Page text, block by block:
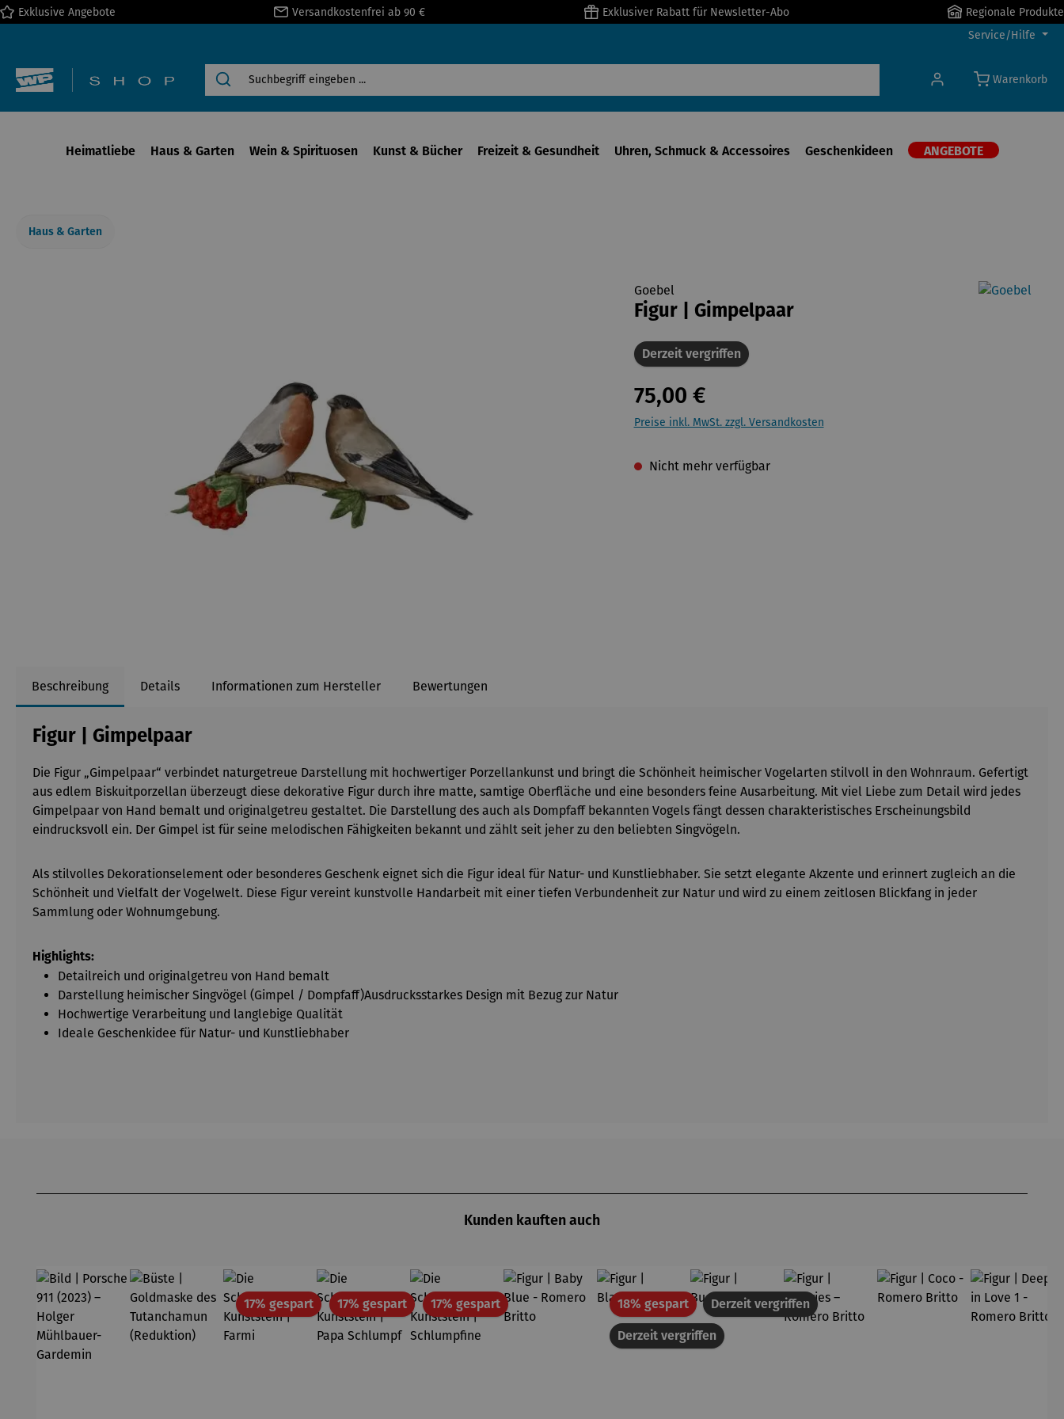
Zur Hauptnavigation springen
Exklusive Angebote Versandkostenfrei ab 90 € Exklusiver Rabatt für Newsletter-Abo
Regionale Produkte
Service/Hilfe
Warenkorb
Heimatliebe Haus & Garten Wein & Spirituosen Kunst & Bücher Freizeit & Gesundheit Uhren, Schmuck & Accessoires Geschenkideen ANGEBOTE
Haus & Garten
Goebel
Figur | Gimpelpaar
Derzeit vergriffen
75,00 €
Preise inkl. MwSt. zzgl. Versandkosten
Nicht mehr verfügbar
Beschreibung Details Informationen zum Hersteller Bewertungen
Figur | Gimpelpaar
Die Figur „Gimpelpaar“ verbindet naturgetreue Darstellung mit hochwertiger Porzellankunst und bringt die Schönheit heimischer Vogelarten stilvoll in den Wohnraum. Gefertigt
aus edlem Biskuitporzellan überzeugt diese dekorative Figur durch ihre matte, samtige Oberfläche und eine besonders feine Ausarbeitung. Mit viel Liebe zum Detail wird jedes
Gimpelpaar von Hand bemalt und originalgetreu gestaltet. Die Darstellung des auch als Dompfaff bekannten Vogels fängt dessen charakteristisches Erscheinungsbild
eindrucksvoll ein. Der Gimpel ist für seine melodischen Fähigkeiten bekannt und zählt seit jeher zu den beliebten Singvögeln.
Als stilvolles Dekorationselement oder besonderes Geschenk eignet sich die Figur ideal für Natur- und Kunstliebhaber. Sie setzt elegante Akzente und erinnert zugleich an die
Schönheit und Vielfalt der Vogelwelt. Diese Figur vereint kunstvolle Handarbeit mit einer tiefen Verbundenheit zur Natur und wird zu einem zeitlosen Blickfang in jeder
Sammlung oder Wohnumgebung.
Highlights:
Detailreich und originalgetreu von Hand bemalt
Darstellung heimischer Singvögel (Gimpel / Dompfaff)Ausdrucksstarkes Design mit Bezug zur Natur
Hochwertige Verarbeitung und langlebige Qualität
Ideale Geschenkidee für Natur- und Kunstliebhaber
Kunden kauften auch
17% gespartRabatt17% gespartRabatt17% gespartRabatt
Derzeit vergriffen
18% gespartRabattDerzeit vergriffen